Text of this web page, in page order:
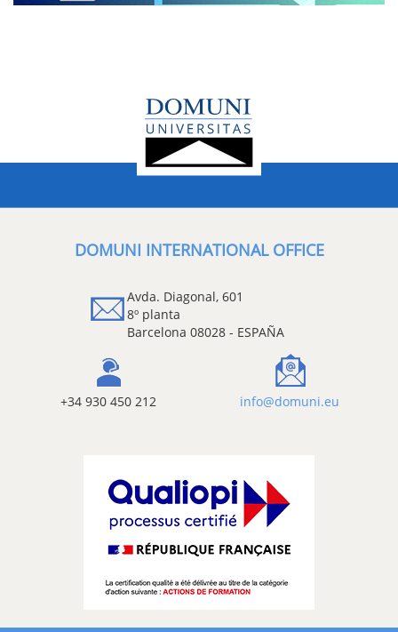
DOMUNI INTERNATIONAL OFFICE
Avda. Diagonal, 601
8º planta
Barcelona 08028 - ESPAÑA
+34 930 450 212 info@domuni.eu